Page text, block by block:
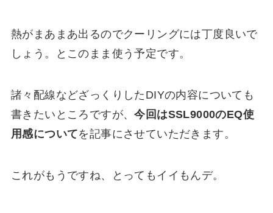
熱がまあまあ出るのでクーリングには丁度良いで
しょう。とこのまま使う予定です。
諸々配線などざっくりしたDIYの内容についても
書きたいところですが、今回はSSL9000のEQ使
用感についてを記事にさせていただきます。
これがもうですね、とってもイイもんデ。